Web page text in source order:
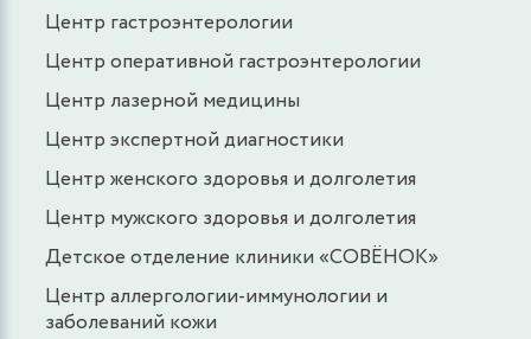
Центр гастроэнтерологии
Центр оперативной гастроэнтерологии
Центр лазерной медицины
Центр экспертной диагностики
Центр женского здоровья и долголетия
Центр мужского здоровья и долголетия
Детское отделение клиники «СОВЁНОК»
Центр аллергологии-иммунологии и
заболеваний кожи